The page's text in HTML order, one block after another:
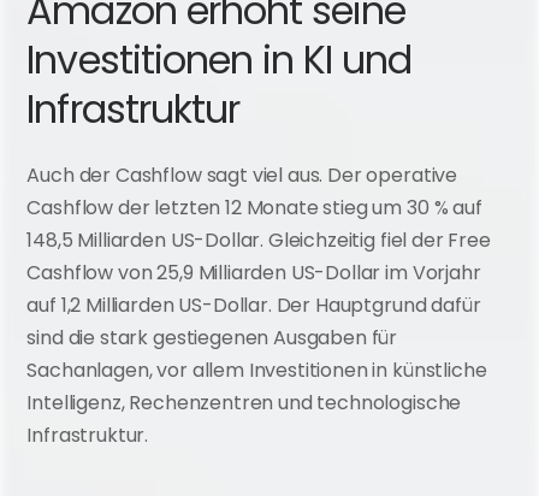
Amazon erhöht seine
Investitionen in KI und
Infrastruktur
Auch der Cashflow sagt viel aus. Der operative
Cashflow der letzten 12 Monate stieg um 30 % auf
148,5 Milliarden US-Dollar. Gleichzeitig fiel der Free
Cashflow von 25,9 Milliarden US-Dollar im Vorjahr
auf 1,2 Milliarden US-Dollar. Der Hauptgrund dafür
sind die stark gestiegenen Ausgaben für
Sachanlagen, vor allem Investitionen in künstliche
Intelligenz, Rechenzentren und technologische
Infrastruktur.